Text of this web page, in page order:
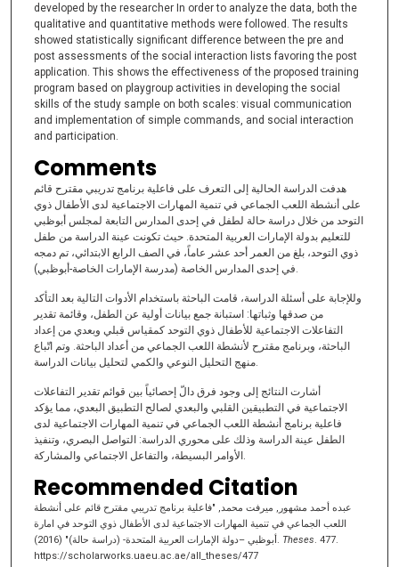
developed by the researcher In order to analyze the data, both the
qualitative and quantitative methods were followed. The results
showed statistically significant difference between the pre and
post assessments of the social interaction lists favoring the post
application. This shows the effectiveness of the proposed training
program based on playgroup activities in developing the social
skills of the study sample on both scales: visual communication
and implementation of simple commands, and social interaction
and participation.
Comments
هدفت الدراسة الحالية إلى التعرف على فاعلية برنامج تدريبي مقترح قائم
على أنشطة اللعب الجماعي في تنمية المهارات الاجتماعية لدى الأطفال ذوي
التوحد من خلال دراسة حالة لطفل في إحدى المدارس التابعة لمجلس أبوظبي
للتعليم بدولة الإمارات العربية المتحدة. حيث تكونت عينة الدراسة من طفل
ذوي التوحد، بلغ من العمر أحد عشر عاماً، في الصف الرابع الابتدائي، تم دمجه
وللإجابة على أسئلة الدراسة، قامت الباحثة باستخدام الأدوات التالية بعد التأكد
من صدقها وثباتها: استبانة جمع بيانات أولية عن الطفل، وقائمة تقدير
التفاعلات الاجتماعية للأطفال ذوي التوحد كمقياس قبلي وبعدي من إعداد
الباحثة، وبرنامج مقترح لأنشطة اللعب الجماعي من أعداد الباحثة. وتم اتّباع
منهج التحليل النوعي والكمي لتحليل بيانات الدراسة.
أشارت النتائج إلى وجود فرق دالّ إحصائياً بين قوائم تقدير التفاعلات
الاجتماعية في التطبيقين القلبي والبعدي لصالح التطبيق البعدي، مما يؤكد
فاعلية برنامج أنشطة اللعب الجماعي في تنمية المهارات الاجتماعية لدى
الطفل عينة الدراسة وذلك على محوري الدراسة: التواصل البصري، وتنفيذ
الأوامر البسيطة، والتفاعل الاجتماعي والمشاركة.
Recommended Citation
عبده أحمد مشهور, ميرفت محمد, "فاعلية برنامج تدريبي مقترح قائم على أنشطة
اللعب الجماعي في تنمية المهارات الاجتماعية لدى الأطفال ذوي التوحد في امارة
أبوظبي –دولة الإمارات العربية المتحدة- (دراسة حالة)" (2016). Theses. 477.
https://scholarworks.uaeu.ac.ae/all_theses/477